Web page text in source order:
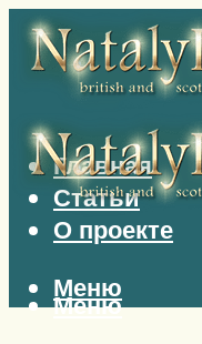
Главная
Статьи
О проекте
Меню
Меню